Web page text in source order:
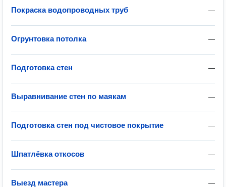
—
Покраска водопроводных труб
—
Огрунтовка потолка
—
Подготовка стен
—
Выравнивание стен по маякам
—
Подготовка стен под чистовое покрытие
—
Шпатлёвка откосов
—
Выезд мастера